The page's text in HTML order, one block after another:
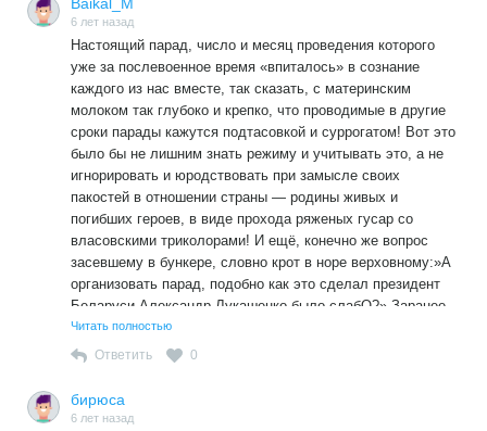
6 лет назад
Настоящий парад, число и месяц проведения которого
уже за послевоенное время «впиталось» в сознание
каждого из нас вместе, так сказать, с материнским
молоком так глубоко и крепко, что проводимые в другие
сроки парады кажутся подтасовкой и суррогатом! Вот это
было бы не лишним знать режиму и учитывать это, а не
игнорировать и юродствовать при замысле своих
пакостей в отношении страны — родины живых и
погибших героев, в виде прохода ряженых гусар со
власовскими триколорами! И ещё, конечно же вопрос
засевшему в бункере, словно крот в норе верховному:»А
организовать парад, подобно как это сделал президент
Беларуси Александр Лукашенко было слабО?» Заранее
прошу не лицемерить, отвечая, что было жалко народа! А
миллионов граждан богатейшей страны преждевременно
вымирающей России, вам разве не жалко и вы не
способствовали этому?
Читать полностью
Ответить 0
бирюса
6 лет назад